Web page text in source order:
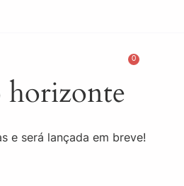
horizonte
e será lançada em breve!